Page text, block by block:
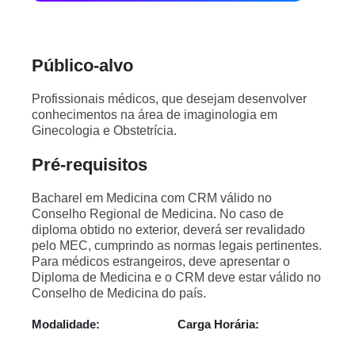
Público-alvo
Profissionais médicos, que desejam desenvolver
conhecimentos na área de imaginologia em
Ginecologia e Obstetrícia.
Pré-requisitos
Bacharel em Medicina com CRM válido no
Conselho Regional de Medicina. No caso de
diploma obtido no exterior, deverá ser revalidado
pelo MEC, cumprindo as normas legais pertinentes.
Para médicos estrangeiros, deve apresentar o
Diploma de Medicina e o CRM deve estar válido no
Conselho de Medicina do país.
Modalidade: Carga Horária: